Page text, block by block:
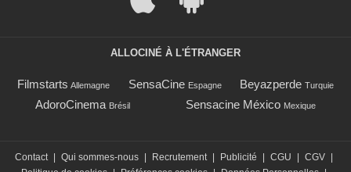
ALLOCINÉ À L'ÉTRANGER
Filmstarts Allemagne SensaCine Espagne Beyazperde Turquie
AdoroCinema Brésil Sensacine México Mexique
Contact Qui sommes-nous Recrutement Publicité CGU CGV